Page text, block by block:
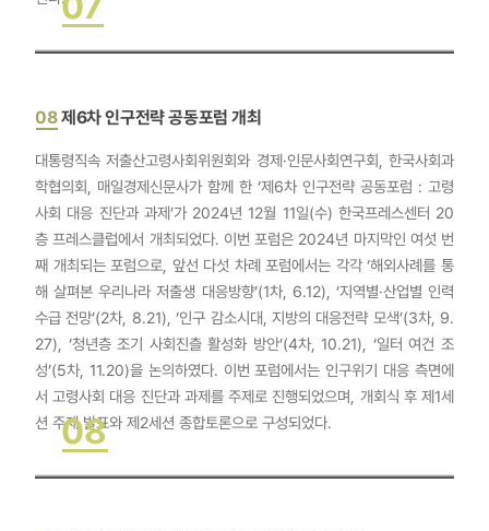
08제6차 인구전략 공동포럼 개최
대통령직속 저출산고령사회위원회와 경제·인문사회연구회, 한국사회과
학협의회, 매일경제신문사가 함께 한 ‘제6차 인구전략 공동포럼 : 고령
사회 대응 진단과 과제’가 2024년 12월 11일(수) 한국프레스센터 20
층 프레스클럽에서 개최되었다. 이번 포럼은 2024년 마지막인 여섯 번
째 개최되는 포럼으로, 앞선 다섯 차례 포럼에서는 각각 ‘해외사례를 통
해 살펴본 우리나라 저출생 대응방향’(1차, 6.12), ‘지역별·산업별 인력
수급 전망’(2차, 8.21), ‘인구 감소시대, 지방의 대응전략 모색’(3차, 9.
27), ‘청년층 조기 사회진츨 활성화 방안’(4차, 10.21), ‘일터 여건 조
성’(5차, 11.20)을 논의하였다. 이번 포럼에서는 인구위기 대응 측면에
서 고령사회 대응 진단과 과제를 주제로 진행되었으며, 개회식 후 제1세
션 주제 발표와 제2세션 종합토론으로 구성되었다.
08